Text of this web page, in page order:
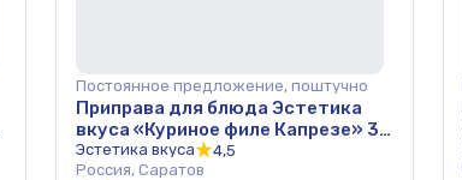
Постоянное предложение, поштучно
Приправа для блюда Эстетика
вкуса «Куриное филе Капрезе» 30
г ОПТ
Эстетика вкуса
4,5
Россия, Саратов